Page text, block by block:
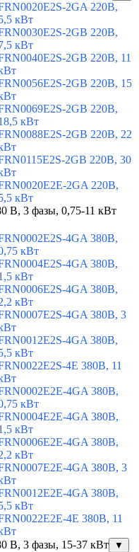
2GA 220В,
кВт
2GB 220В,
кВт
2GB 220В, 11
2GB 220В, 15
2GB 220В,
кВт
2GB 220В, 22
2GB 220В, 30
2GA 220В,
кВт
В, 3 фазы, 0,75-11 кВт
4GA 380В,
кВт
4GA 380В,
кВт
4GA 380В,
кВт
4GA 380В, 3
4GA 380В,
кВт
4E 380В, 11
4GA 380В,
кВт
4GA 380В,
кВт
4GA 380В,
кВт
4GA 380В, 3
4GA 380В,
кВт
4E 380В, 11
В, 3 фазы, 15-37 кВт
▼